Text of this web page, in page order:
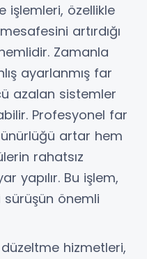
işlemleri, özellikle
artırdığı
Zamanla
ayarlanmış far
azalan sistemler
Profesyonel far
artar hem
rahatsız
yapılır. Bu işlem,
önemli
hizmetleri,